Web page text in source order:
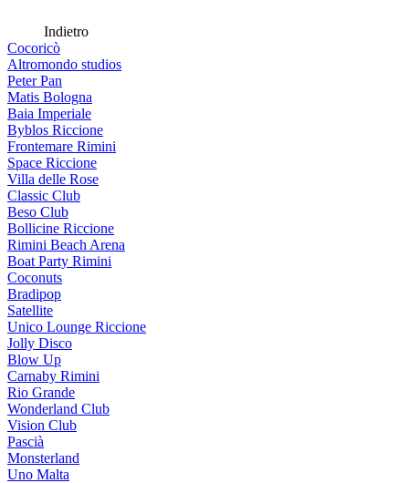
Indietro
Cocoricò
Altromondo studios
Peter Pan
Matis Bologna
Baia Imperiale
Byblos Riccione
Frontemare Rimini
Space Riccione
Villa delle Rose
Classic Club
Beso Club
Bollicine Riccione
Rimini Beach Arena
Boat Party Rimini
Coconuts
Bradipop
Satellite
Unico Lounge Riccione
Jolly Disco
Blow Up
Carnaby Rimini
Rio Grande
Wonderland Club
Vision Club
Pascià
Monsterland
Uno Malta